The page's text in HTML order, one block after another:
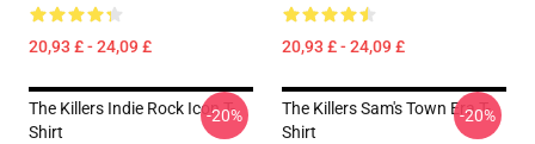
20,93 £ - 24,09 £ 20,93 £ - 24,09 £
The Killers Indie Rock Icon T-
Shirt
-20%
The Killers Sam's Town Era T-
Shirt
-20%